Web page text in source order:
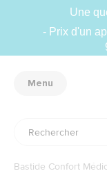
Une
- Prix d'un
Menu
Bastide Confort